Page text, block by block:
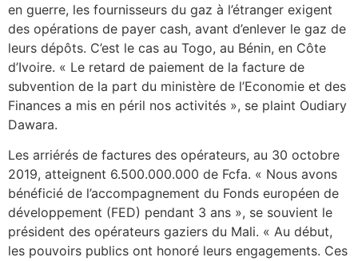
en guerre, les fournisseurs du gaz à l’étranger exigent
des opérations de payer cash, avant d’enlever le gaz de
leurs dépôts. C’est le cas au Togo, au Bénin, en Côte
d’Ivoire. « Le retard de paiement de la facture de
subvention de la part du ministère de l’Economie et des
Finances a mis en péril nos activités », se plaint Oudiary
Dawara.
Les arriérés de factures des opérateurs, au 30 octobre
2019, atteignent 6.500.000.000 de Fcfa. « Nous avons
bénéficié de l’accompagnement du Fonds européen de
développement (FED) pendant 3 ans », se souvient le
président des opérateurs gaziers du Mali. « Au début,
les pouvoirs publics ont honoré leurs engagements. Ces